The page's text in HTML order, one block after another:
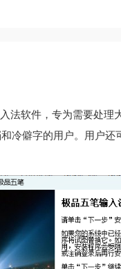
法软件，专为需要处
冷僻字的用户。用户